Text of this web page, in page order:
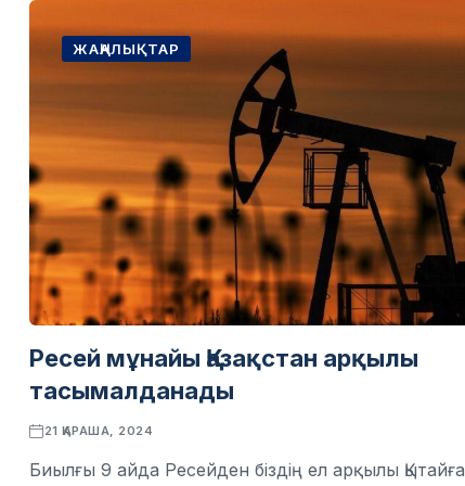
ЖАҢАЛЫҚТАР
Ресей мұнайы Қазақстан арқылы
тасымалданады
21 ҚАРАША, 2024
Биылғы 9 айда Ресейден біздің ел арқылы Қытайға